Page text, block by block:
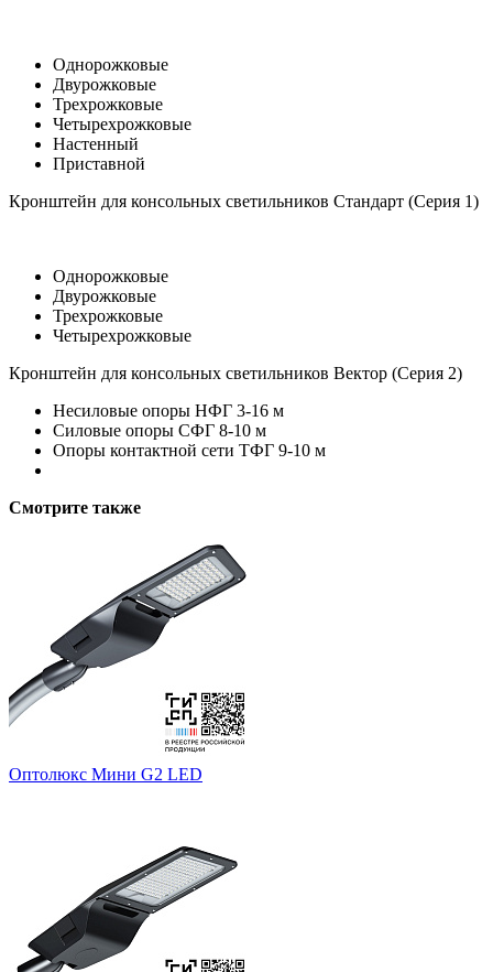
Однорожковые
Двурожковые
Трехрожковые
Четырехрожковые
Настенный
Приставной
Кронштейн для консольных светильников Стандарт (Серия 1)
Однорожковые
Двурожковые
Трехрожковые
Четырехрожковые
Кронштейн для консольных светильников Вектор (Серия 2)
Несиловые опоры НФГ 3-16 м
Силовые опоры СФГ 8-10 м
Опоры контактной сети ТФГ 9-10 м
Смотрите также
Оптолюкс Мини G2 LED